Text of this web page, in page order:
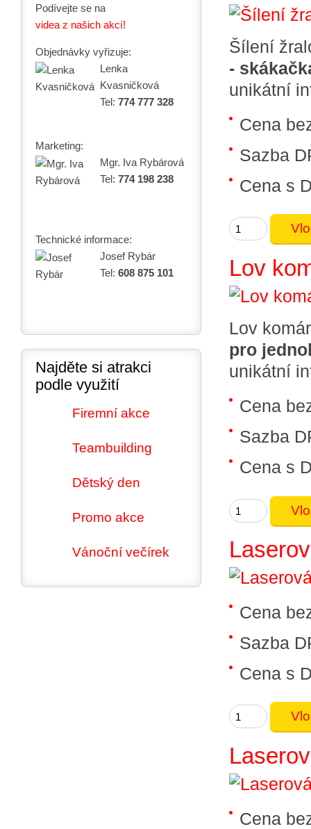
Šílení
-
unikátní
Cena
Sazba
Cena s
Lov
Lov
pro
unikátní
Cena
Sazba
Cena s
Cena
Sazba
Cena s
Cena
Podívejte se na
videa z našich akcí!
Objednávky vyřizuje:
Lenka
Kvasničková
Tel: 774 777 328
Marketing:
Mgr. Iva Rybárová
Tel: 774 198 238
Technické informace:
Josef Rybár
Tel: 608 875 101
Najděte si atrakci
podle využití
Firemní akce
Teambuilding
Dětský den
Promo akce
Vánoční večírek